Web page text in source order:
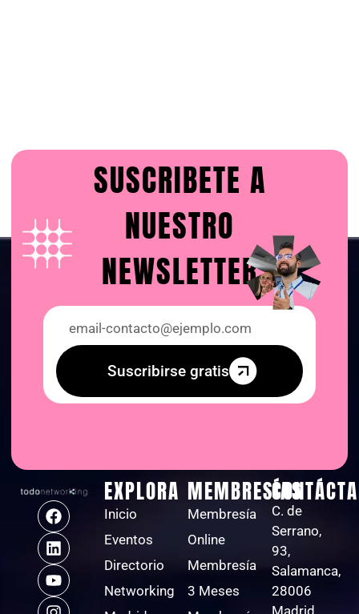
SUSCRIBETE A
NUESTRO
NEWSLETTER
Suscribirse gratis
EXPLORA
Inicio
Eventos
Directorio
Networking
MEMBRESÍAS
Membresía
Online
Membresía
3 Meses
C. de
Serrano,
93,
Salamanca,
28006